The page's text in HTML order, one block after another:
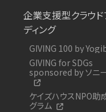
企業支援型クラウド
ディング
GIVING 100 by
GIVING for SDGs
sponsored by ソニ
ケイズハウスNPO助
グラム